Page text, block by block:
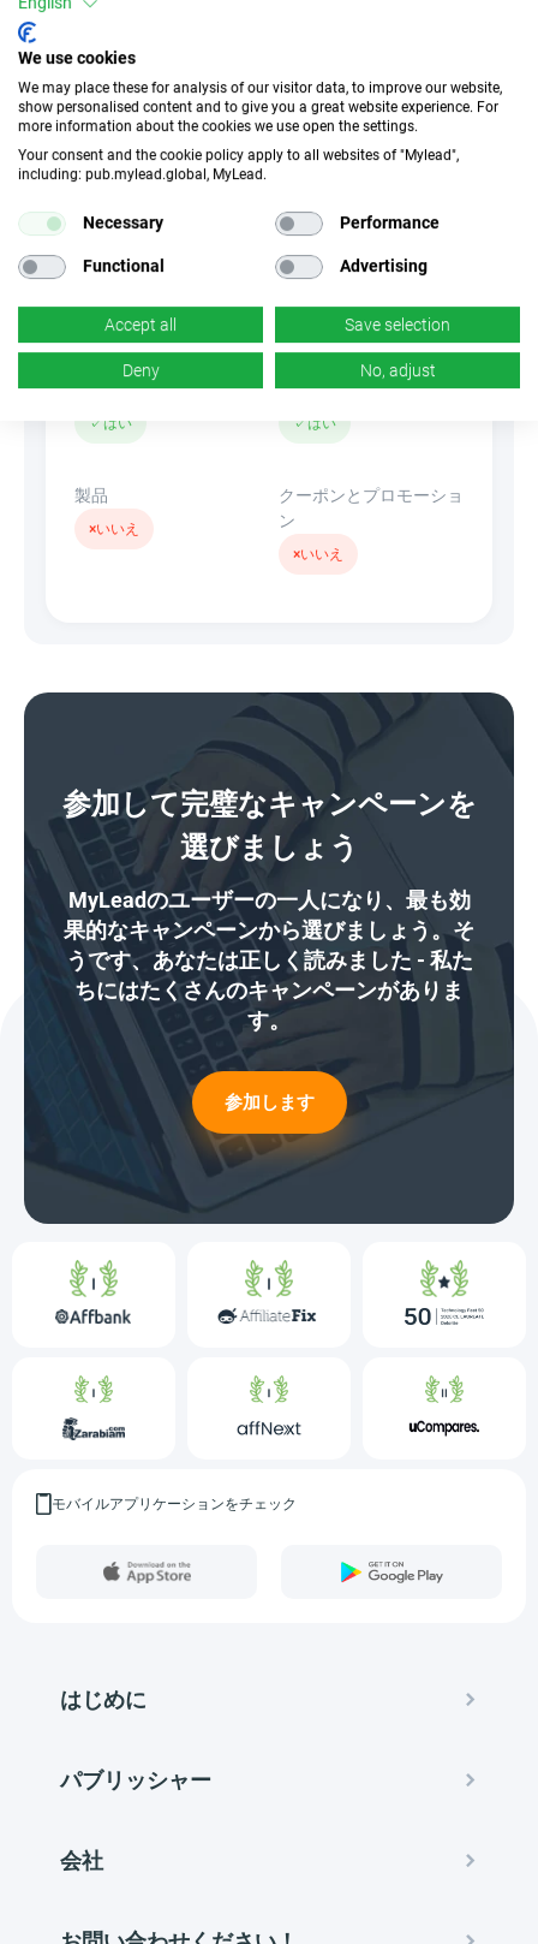
デバイス
モバイルデバイス
デスクトップ タブレット
インセンティブなし
n/d
n/d
ディープリンク
バナー
✓はい
リンクを隠す
✓はい
製品
×いいえ
クーポンとプロモーショ
ン
×いいえ
参加して完璧なキャンペーンを
選びましょう
MyLeadのユーザーの一人になり、最も効
果的なキャンペーンから選びましょう。そ
うです、あなたは正しく読みました - 私た
ちにはたくさんのキャンペーンがありま
す。
参加します
モバイルアプリケーションをチェック
はじめに
パブリッシャー
会社
We use cookies
We may place these for analysis of our visitor data, to improve our website,
show personalised content and to give you a great website experience. For
more information about the cookies we use open the settings.
Your consent and the cookie policy apply to all websites of "Mylead",
including: pub.mylead.global, MyLead.
Necessary Performance
Functional Advertising
Accept all Save selection
Deny No, adjust